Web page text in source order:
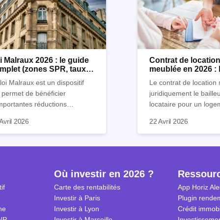
Malraux 2026 : le guide
(zones SPR, taux,
Malraux est un dispositif
permet de bénéficier
réductions
Elle concerne les
destinés à la location.
démarches effectuer
en bénéficier ? Suivez notre
complet !
2026
Contrat de location
meublée en 2026 :
Le contrat de location
juridiquement le
locataire pour un
de nombreuses
Nous vous expliquons
le contrat de location
2026.
22 Avril 2026
Où investir en 2026 ?
Carte des rentabilités
Investir à Paris
Investir à Lyon
App Horiz
Plugin
Crédit